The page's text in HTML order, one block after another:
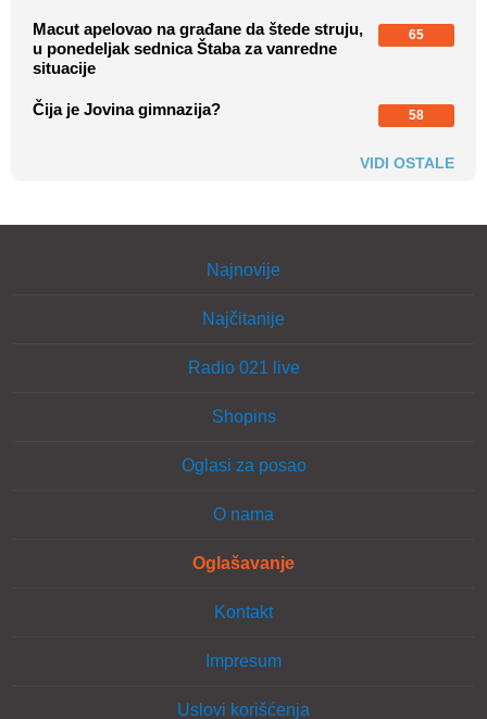
Macut apelovao na građane da štede struju,
u ponedeljak sednica Štaba za vanredne
situacije
65
Čija je Jovina gimnazija? 58
VIDI OSTALE
Najnovije
Najčitanije
Radio 021 live
Shopins
Oglasi za posao
O nama
Oglašavanje
Kontakt
Impresum
Uslovi korišćenja